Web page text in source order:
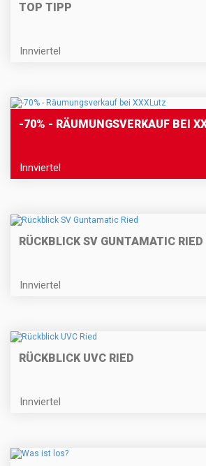
TOP TIPP
Innviertel
-70% - RÄUMUNGSVERKAUF BEI
Innviertel
RÜCKBLICK SV GUNTAMATIC RIED
Innviertel
RÜCKBLICK UVC RIED
Innviertel